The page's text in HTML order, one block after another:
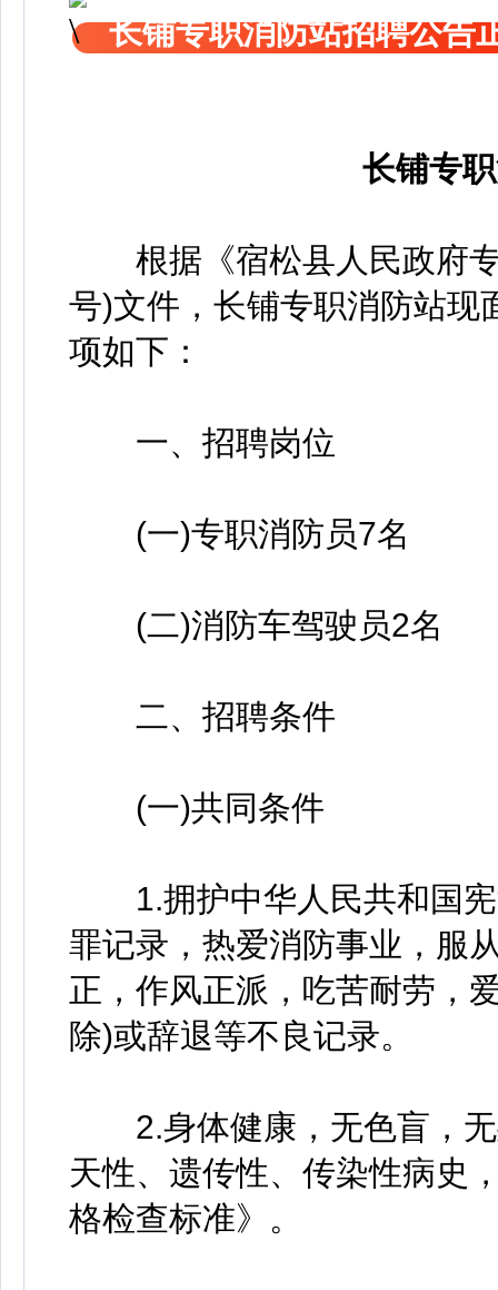
长铺专职消防站招聘公告
长铺专
根据《宿松县人民政府专
号)文件，长铺专职消防站现
项如下：
一、招聘岗位
(一)专职消防员7名
(二)消防车驾驶员2名
二、招聘条件
(一)共同条件
1.拥护中华人民共和国宪
罪记录，热爱消防事业，服
正，作风正派，吃苦耐劳，
除)或辞退等不良记录。
2.身体健康，无色盲，无
天性、遗传性、传染性病史
格检查标准》。